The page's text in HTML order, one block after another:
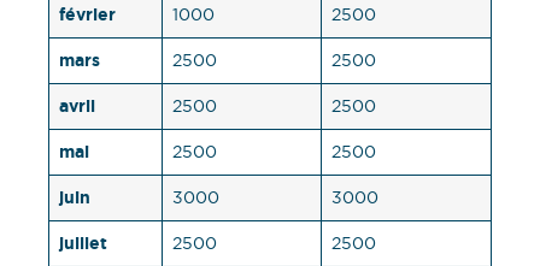
février 1000 2500
mars 2500 2500
avril 2500 2500
mai 2500 2500
juin 3000 3000
juillet 2500 2500